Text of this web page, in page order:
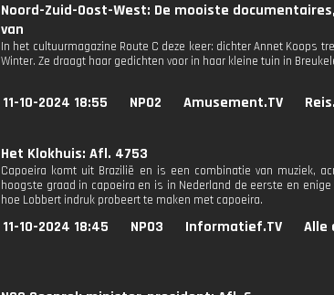
Noord-Zuid-Oost-West: De mooiste
van
In het cultuurmagazine Route C deze keer: dichter Annet Koops
Winter. Ze draagt haar gedichten voor in haar kleine tuin in
11-10-2024 18:55 NPO2 Amusement.TV
Het Klokhuis: Afl. 4753
Capoeira komt uit Brazilië en is een combinatie van muziek,
hoogste graad in capoeira en is in Nederland de eerste en
hoe Lobbert indruk probeert te maken met capoeira.
11-10-2024 18:45 NPO3 Informatief.TV Alle